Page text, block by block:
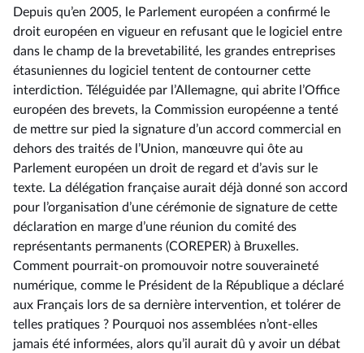
Depuis qu’en 2005, le Parlement européen a confirmé le
droit européen en vigueur en refusant que le logiciel entre
dans le champ de la brevetabilité, les grandes entreprises
étasuniennes du logiciel tentent de contourner cette
interdiction. Téléguidée par l’Allemagne, qui abrite l’Office
européen des brevets, la Commission européenne a tenté
de mettre sur pied la signature d’un accord commercial en
dehors des traités de l’Union, manœuvre qui ôte au
Parlement européen un droit de regard et d’avis sur le
texte. La délégation française aurait déjà donné son accord
pour l’organisation d’une cérémonie de signature de cette
déclaration en marge d’une réunion du comité des
représentants permanents (COREPER) à Bruxelles.
Comment pourrait-on promouvoir notre souveraineté
numérique, comme le Président de la République a déclaré
aux Français lors de sa dernière intervention, et tolérer de
telles pratiques ? Pourquoi nos assemblées n’ont-elles
jamais été informées, alors qu’il aurait dû y avoir un débat